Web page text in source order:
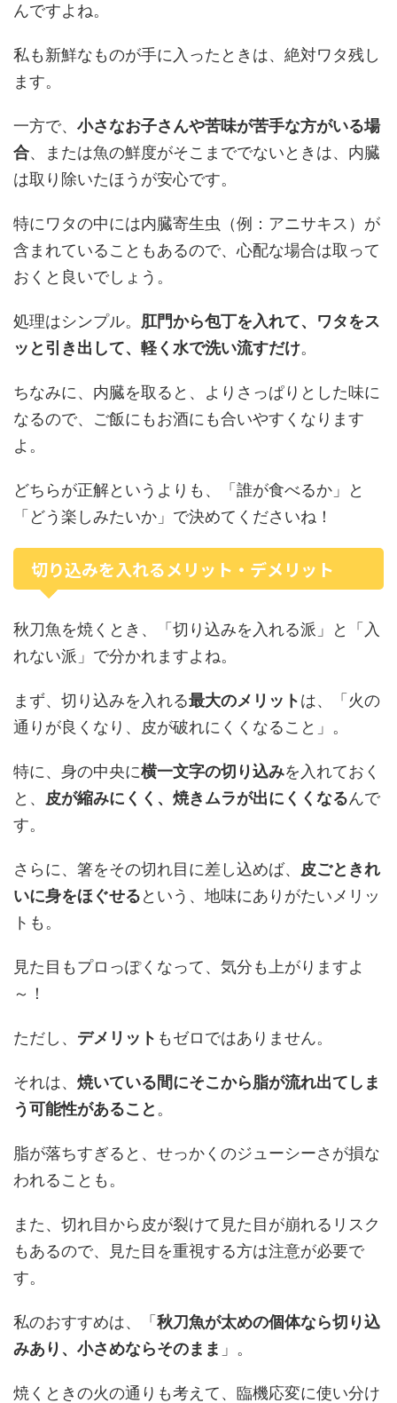
んですよね。
私も新鮮なものが手に入ったときは、絶対ワタ残し
ます。
一方で、 小さなお子さんや苦味が苦手な方がいる場
合、または魚の鮮度がそこまででないときは、内臓
は取り除いたほうが安心です。
特にワタの中には内臓寄生虫（例：アニサキス）が
含まれていることもあるので、心配な場合は取って
おくと良いでしょう。
処理はシンプル。 肛門から包丁を入れて、ワタをス
ッと引き出して、軽く水で洗い流すだけ。
ちなみに、内臓を取ると、よりさっぱりとした味に
なるので、ご飯にもお酒にも合いやすくなります
よ。
どちらが正解というよりも、「誰が食べるか」と
「どう楽しみたいか」で決めてくださいね！
切り込みを入れるメリット・デメリット
秋刀魚を焼くとき、「切り込みを入れる派」と「入
れない派」で分かれますよね。
まず、切り込みを入れる最大のメリットは、「火の
通りが良くなり、皮が破れにくくなること」。
特に、身の中央に横一文字の切り込みを入れておく
と、 皮が縮みにくく、焼きムラが出にくくなるんで
す。
さらに、箸をその切れ目に差し込めば、 皮ごときれ
いに身をほぐせるという、地味にありがたいメリッ
トも。
見た目もプロっぽくなって、気分も上がりますよ
～！
ただし、 デメリット もゼロではありません。
それは、 焼いている間にそこから脂が流れ出てしま
う可能性があること 。
脂が落ちすぎると、せっかくのジューシーさが損な
われることも。
また、切れ目から皮が裂けて見た目が崩れるリスク
もあるので、見た目を重視する方は注意が必要で
す。
私のおすすめは、「 秋刀魚が太めの個体なら切り込
みあり、小さめならそのまま 」。
焼くときの火の通りも考えて、臨機応変に使い分け